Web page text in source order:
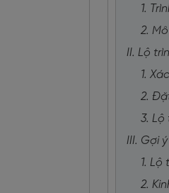
1.
2.
II. Lộ
1.
2.
3. Lộ
III. Gợi
1. Lộ
2.